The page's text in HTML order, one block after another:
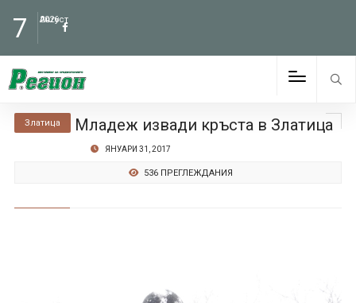
7 Август
2026
Златица Младеж извади кръста в Златица
ЯНУАРИ 31, 2017
536 ПРЕГЛЕЖДАНИЯ